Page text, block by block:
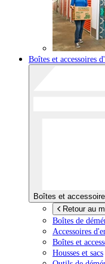
Boîtes et accessoires
Boîtes et
Retour au
Boîtes de
Accessoires
Boîtes et
Housses et sacs